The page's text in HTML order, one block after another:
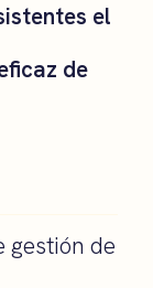
el
de
gestión de